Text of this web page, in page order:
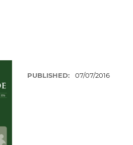
PUBLISHED: 07/07/2016